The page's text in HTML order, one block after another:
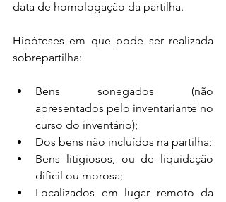
data de homologação da partilha.
Hipóteses em que pode ser realizada
sobrepartilha:
Bens sonegados (não
apresentados pelo inventariante no
curso do inventário);
Dos bens não incluídos na partilha;
Bens litigiosos, ou de liquidação
difícil ou morosa;
Localizados em lugar remoto da